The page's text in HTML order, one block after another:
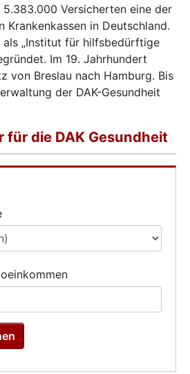
Versicherten eine der
Krankenkassen in Deutschland.
als „Institut für hilfsbedürftige
Im 19. Jahrhundert
von Breslau nach Hamburg. Bis
der DAK-Gesundheit